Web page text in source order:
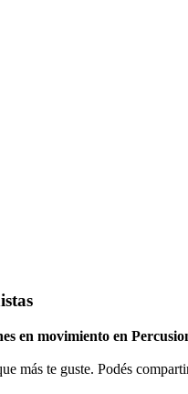
en movimiento en
más te guste. Podés